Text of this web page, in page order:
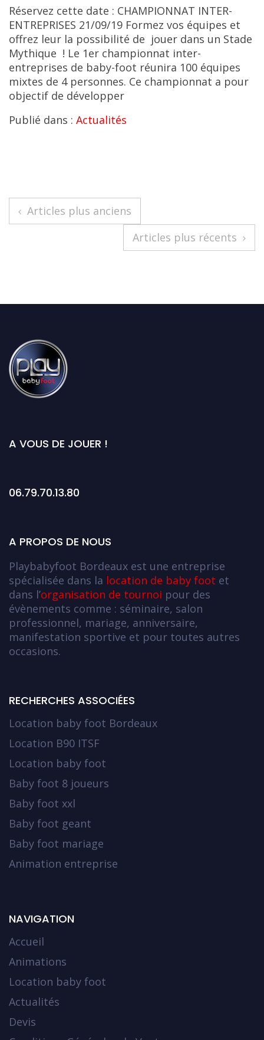
Réservez cette date : CHAMPIONNAT INTER-
ENTREPRISES 21/09/19 Formez vos équipes et
offrez leur la possibilité de jouer dans un Stade
Mythique ! Le 1er championnat inter-
entreprises de baby-foot réunira 100 équipes
mixtes de 4 personnes. Ce championnat a pour
objectif de développer
Publié dans : Actualités
Navigation
des
Articles plus anciens
Articles plus récents
A VOUS DE JOUER !
06.79.70.13.80
A PROPOS DE NOUS
Playbabyfoot Bordeaux est une entreprise
spécialisée dans la location de baby foot et
dans l’organisation de tournoi pour des
évènements comme : séminaire, salon
professionnel, mariage, anniversaire,
manifestation sportive et pour toutes autres
occasions.
RECHERCHES ASSOCIÉES
Location baby foot Bordeaux
Location B90 ITSF
Location baby foot
Baby foot 8 joueurs
Baby foot xxl
Baby foot geant
Baby foot mariage
Animation entreprise
NAVIGATION
Accueil
Animations
Location baby foot
Actualités
Devis